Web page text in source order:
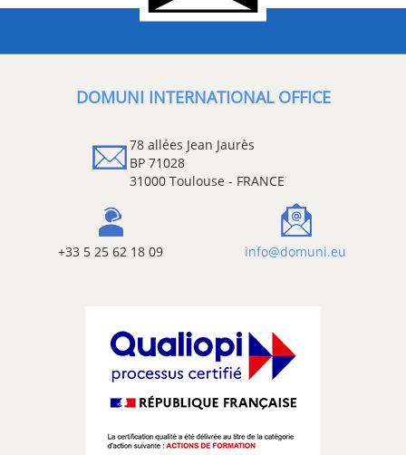
DOMUNI INTERNATIONAL OFFICE
78 allées Jean Jaurès
BP 71028
31000 Toulouse - FRANCE
+33 5 25 62 18 09 info@domuni.eu